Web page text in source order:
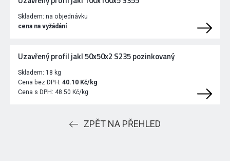
Skladem: na objednávku
cena na vyžádání
Uzavřený profil jakl 50x50x2 S235 pozinkovaný
Skladem: 18 kg
Cena bez DPH: 40.10 Kč/kg
Cena s DPH: 48.50 Kč/kg
ZPĚT NA PŘEHLED